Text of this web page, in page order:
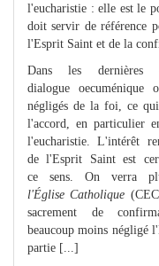
l'eucharistie : elle est le
doit servir de référence
l'Esprit Saint et de la
Dans les dernières
dialogue oecuménique
négligés de la foi, ce
l'accord, en particulier
l'eucharistie. L'intérêt
de l'Esprit Saint est
ce sens. On verra
l'Église Catholique
sacrement de
beaucoup moins négligé
partie [...]